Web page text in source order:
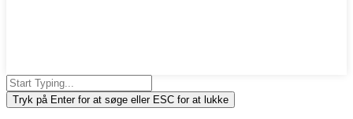
Tryk på Enter for at søge eller ESC for at lukke